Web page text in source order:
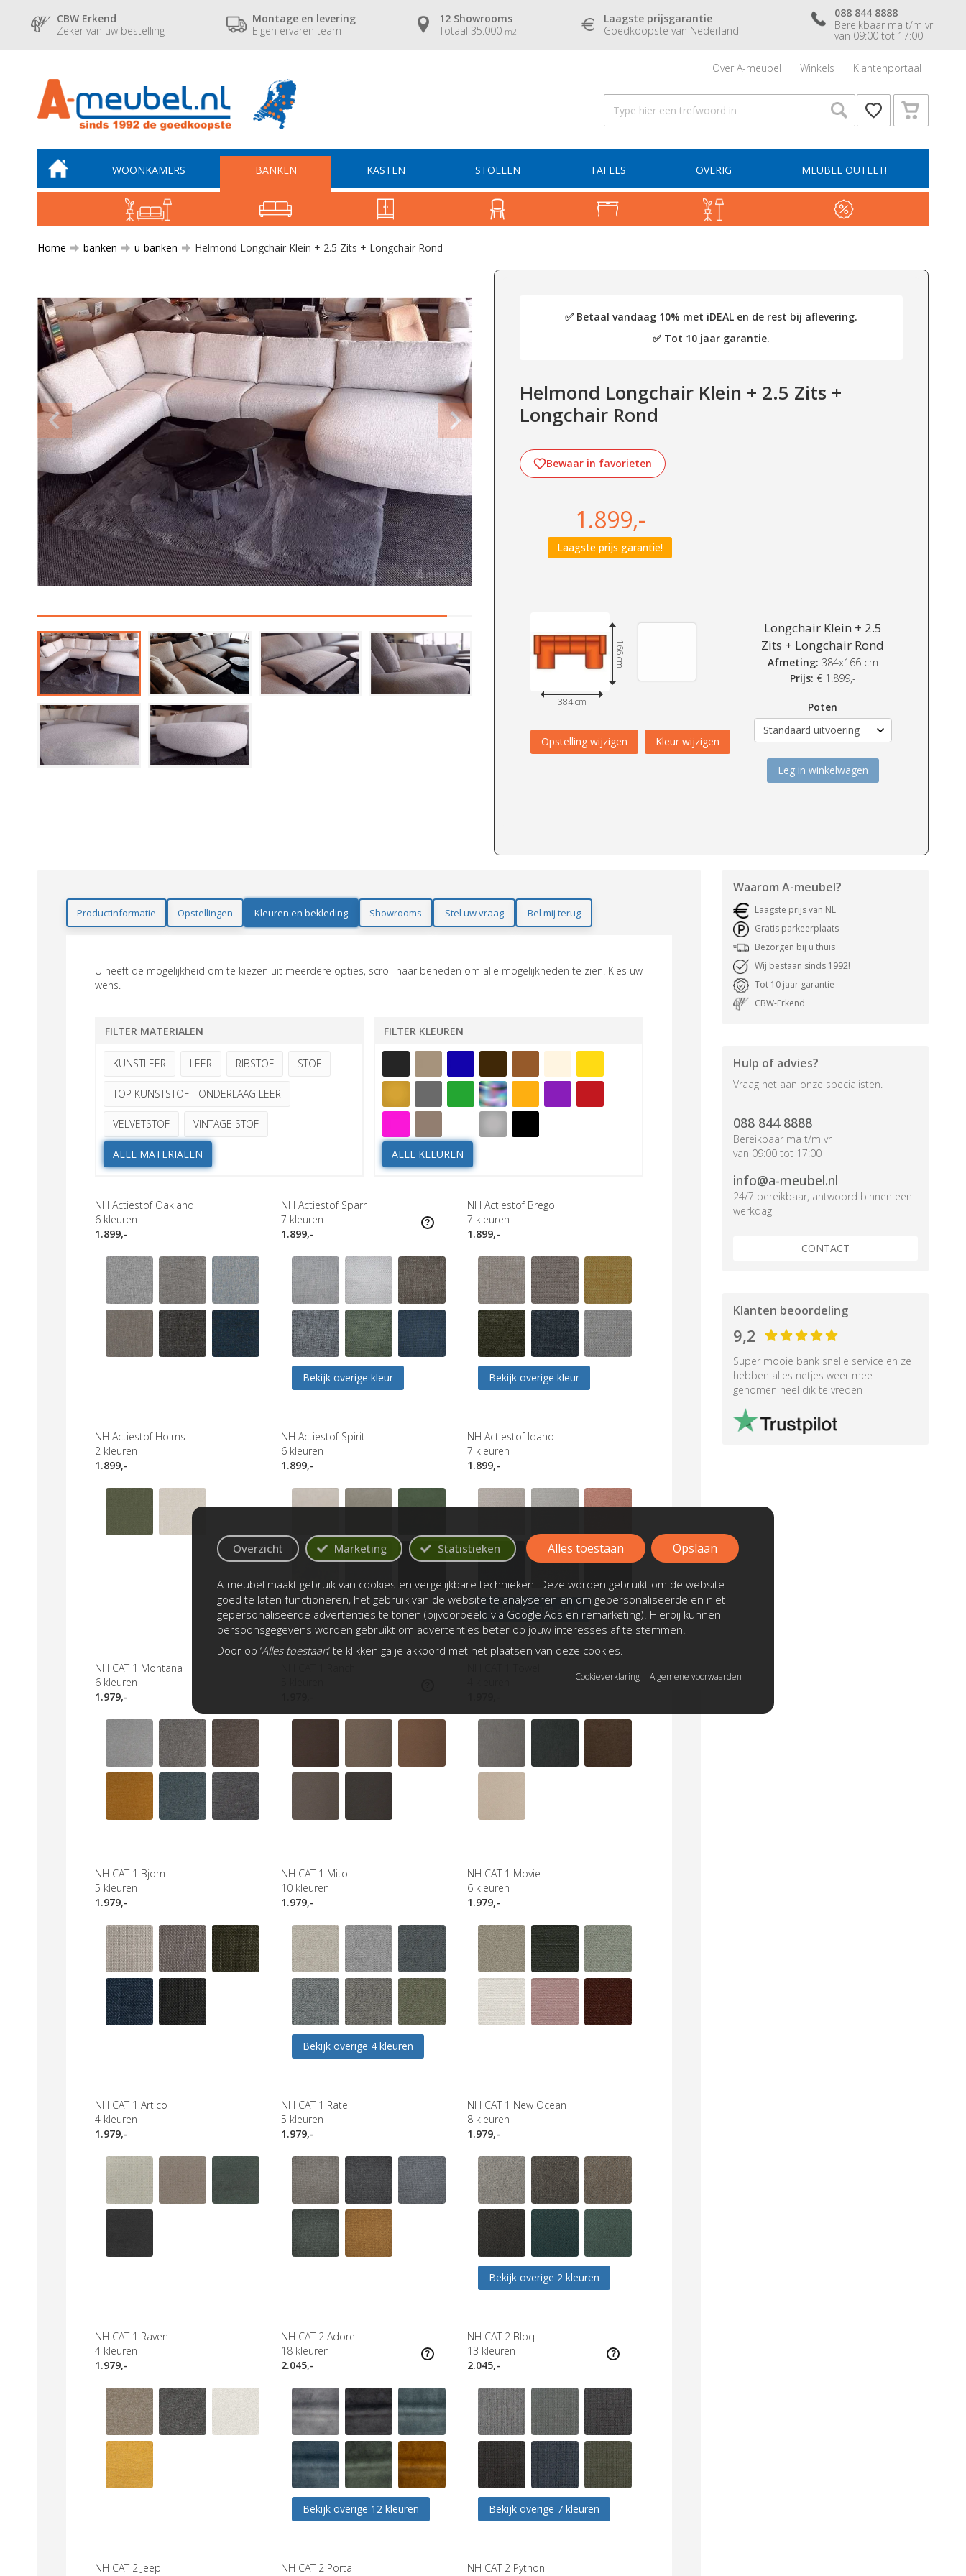
CBW Erkend
Zeker van uw bestelling
Montage en levering
Eigen ervaren team
12 Showrooms
Totaal 35.000 m2
Laagste prijsgarantie
Goedkoopste van Nederland
088 844 8888
Bereikbaar ma t/m vr
van 09:00 tot 17:00
Over A-meubel Winkels Klantenportaal
WOONKAMERS BANKEN KASTEN STOELEN TAFELS OVERIG MEUBEL OUTLET!
Home banken u-banken Helmond Longchair Klein + 2.5 Zits + Longchair Rond
✅ Betaal vandaag 10% met iDEAL en de rest bij aflevering.
✅ Tot 10 jaar garantie.
Helmond Longchair Klein + 2.5 Zits +
Longchair Rond
Bewaar in favorieten
1.899,-
Laagste prijs garantie!
384 cm
166 cm
Opstelling wijzigen Kleur wijzigen
Longchair Klein + 2.5
Zits + Longchair Rond
Afmeting: 384x166 cm
Prijs: € 1.899,-
Poten
Leg in winkelwagen
Productinformatie Opstellingen Kleuren en bekleding Showrooms Stel uw vraag Bel mij terug
U heeft de mogelijkheid om te kiezen uit meerdere opties, scroll naar beneden om alle mogelijkheden te zien. Kies uw
wens.
FILTER MATERIALEN
KUNSTLEER LEER RIBSTOF STOF
TOP KUNSTSTOF - ONDERLAAG LEER
VELVETSTOF VINTAGE STOF
ALLE MATERIALEN
FILTER KLEUREN
ALLE KLEUREN
NH Actiestof Oakland
6 kleuren
1.899,-
NH Actiestof Sparr
7 kleuren
1.899,-
Bekijk overige kleur
NH Actiestof Brego
7 kleuren
1.899,-
Bekijk overige kleur
NH Actiestof Holms
2 kleuren
1.899,-
NH Actiestof Spirit
6 kleuren
1.899,-
NH Actiestof Idaho
7 kleuren
1.899,-
Bekijk overige kleur
NH CAT 1 Montana
6 kleuren
1.979,-
NH CAT 1 Bjorn
5 kleuren
1.979,-
NH CAT 1 Mito
10 kleuren
1.979,-
Bekijk overige 4 kleuren
NH CAT 1 Movie
6 kleuren
1.979,-
NH CAT 1 Artico
4 kleuren
1.979,-
NH CAT 1 Rate
5 kleuren
1.979,-
NH CAT 1 New Ocean
8 kleuren
1.979,-
Bekijk overige 2 kleuren
NH CAT 1 Raven
4 kleuren
1.979,-
NH CAT 2 Adore
18 kleuren
2.045,-
Bekijk overige 12 kleuren
NH CAT 2 Bloq
13 kleuren
2.045,-
Bekijk overige 7 kleuren
NH CAT 2 Jeep
NH CAT 2 Porta
NH CAT 2 Python
Waarom A-meubel?
Laagste prijs van NL
Gratis parkeerplaats
Bezorgen bij u thuis
Wij bestaan sinds 1992!
Tot 10 jaar garantie
CBW-Erkend
Hulp of advies?
Vraag het aan onze specialisten.
088 844 8888
Bereikbaar ma t/m vr
van 09:00 tot 17:00
info@a-meubel.nl
24/7 bereikbaar, antwoord binnen een
werkdag
CONTACT
Klanten beoordeling
9,2
Super mooie bank snelle service en ze
hebben alles netjes weer mee
genomen heel dik te vreden
Overzicht Marketing Statistieken
A-meubel maakt gebruik van cookies en vergelijkbare technieken. Deze worden gebruikt om de website
goed te laten functioneren, het gebruik van de website te analyseren en om gepersonaliseerde en niet-
gepersonaliseerde advertenties te tonen (bijvoorbeeld via Google Ads en remarketing). Hierbij kunnen
persoonsgegevens worden gebruikt om advertenties beter op jouw interesses af te stemmen.
Door op ‘Alles toestaan’ te klikken ga je akkoord met het plaatsen van deze cookies.
Alles toestaan Opslaan
Cookieverklaring Algemene voorwaarden